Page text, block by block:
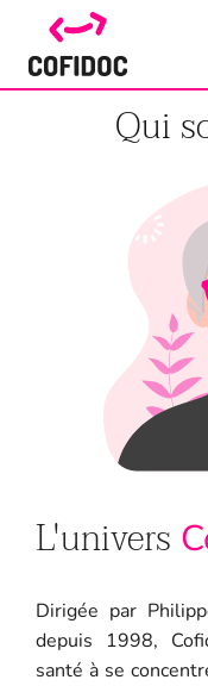
Qui
L'univers
Dirigée par
depuis 1998,
santé à se